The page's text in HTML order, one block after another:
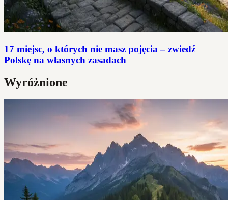
17 miejsc, o których nie masz pojęcia – zwiedź
Polskę na własnych zasadach
Wyróżnione